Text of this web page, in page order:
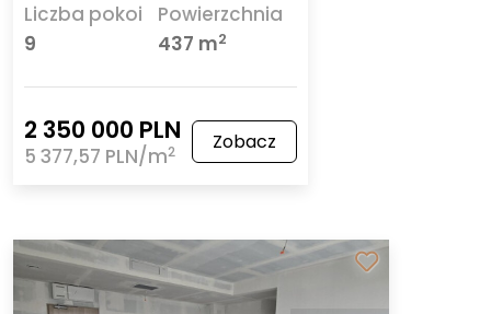
Liczba pokoi
9
Powierzchnia
437 m2
2 350 000 PLN
5 377,57 PLN/m2 Zobacz